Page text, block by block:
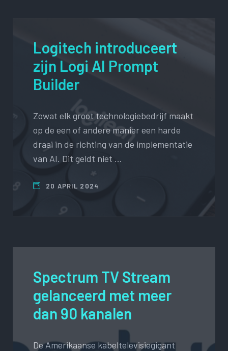
Logitech introduceert
zijn Logi AI Prompt
Builder
Zowat elk groot technologiebedrijf maakt
op de een of andere manier een harde
draai in de richting van de implementatie
van AI. Dit geldt niet …
20 APRIL 2024
Spectrum TV Stream
gelanceerd met meer
dan 90 kanalen
De Amerikaanse kabeltelevisiegigant